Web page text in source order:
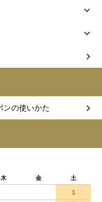
ンの使いかた
木 金 土
1